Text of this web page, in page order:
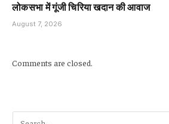
लोकसभा में गूंजी चिरिया खदान की आवाज
August 7, 2026
Comments are closed.